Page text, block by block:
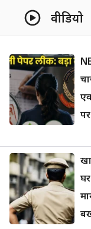
वीडियो